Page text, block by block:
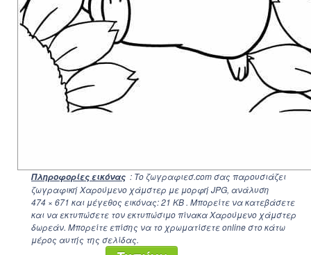
Πληροφορίες εικόνας : Το ζωγραφιεσ.com σας παρουσιάζει
ζωγραφική Χαρούμενο χάμστερ με μορφή JPG, ανάλυση
474 × 671 και μέγεθος εικόνας: 21 KB . Μπορείτε να κατεβάσετε
και να εκτυπώσετε τον εκτυπώσιμο πίνακα Χαρούμενο χάμστερ
δωρεάν. Μπορείτε επίσης να το χρωματίσετε online στο κάτω
μέρος αυτής της σελίδας.